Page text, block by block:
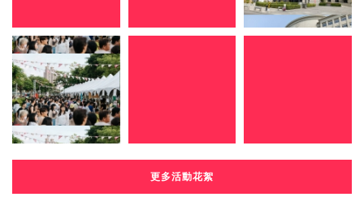
更多活動花絮